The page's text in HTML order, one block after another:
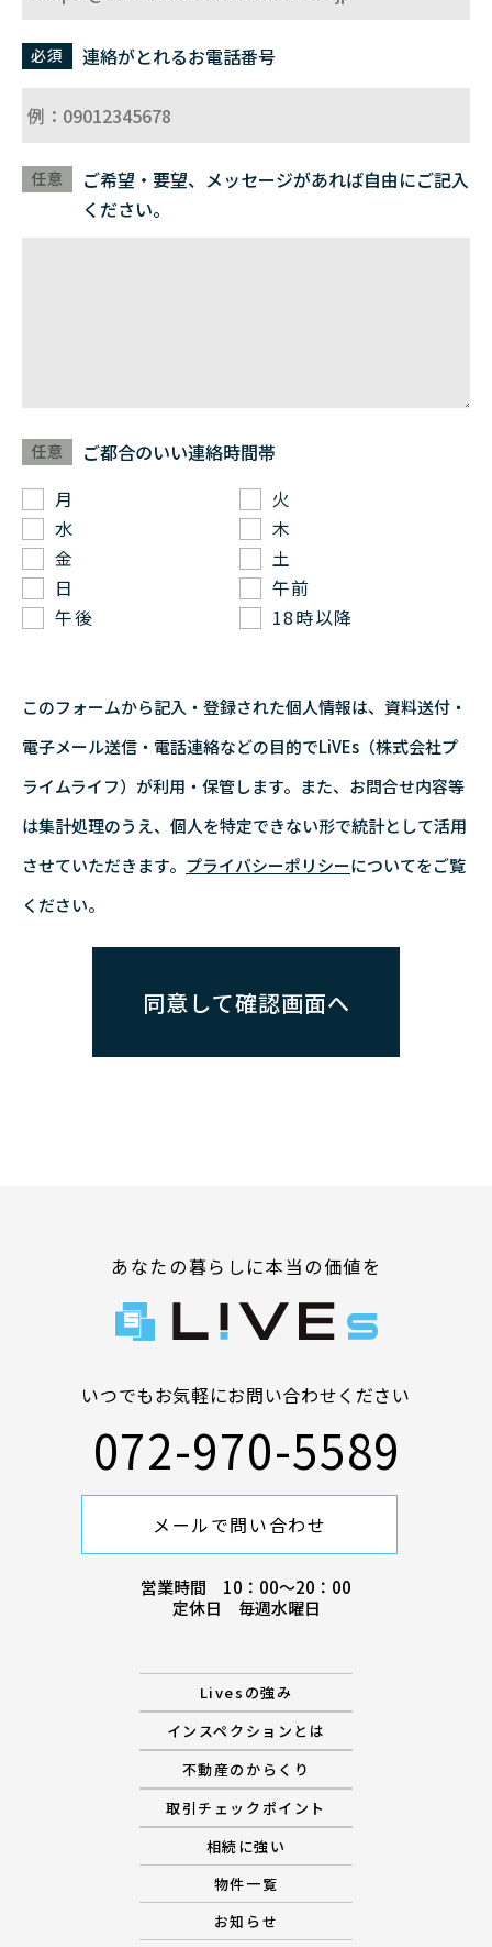
連絡がとれるお電話番号
必須
ご希望・要望、メッセージがあれば自由にご記入
ください。
任意
ご都合のいい連絡時間帯
任意
月
火
水
木
金
土
日
午前
午後
18時以降
このフォームから記入・登録された個人情報は、資料送付・
電子メール送信・電話連絡などの目的でLiVEs（株式会社プ
ライムライフ）が利用・保管します。また、お問合せ内容等
は集計処理のうえ、個人を特定できない形で統計として活用
させていただきます。 プライバシーポリシーについてをご覧
ください。
あなたの暮らしに本当の価値を
いつでもお気軽にお問い合わせください
072-970-5589
メールで問い合わせ
営業時間 10：00〜20：00
定休日 毎週水曜日
Livesの強み
インスペクションとは
不動産のからくり
取引チェックポイント
相続に強い
物件一覧
お知らせ